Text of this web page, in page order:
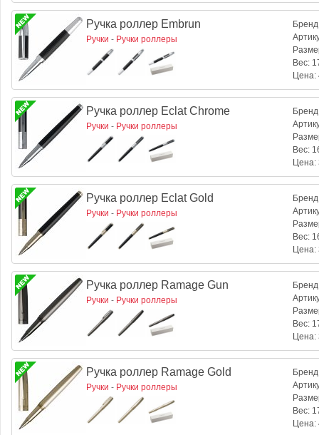
Ручка роллер Embrun
Ручки - Ручки роллеры
Вес:
Цена:
Ручка роллер Eclat Chrome
Ручки - Ручки роллеры
Вес:
Цена:
Ручка роллер Eclat Gold
Ручки - Ручки роллеры
Вес:
Цена:
Ручка роллер Ramage Gun
Ручки - Ручки роллеры
Вес:
Цена:
Ручка роллер Ramage Gold
Ручки - Ручки роллеры
Вес:
Цена: